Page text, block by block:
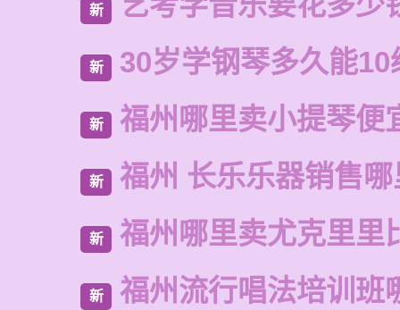
新
新 30岁学钢琴多久能10
新 福州哪里卖小提琴便
新 福州 长乐乐器销售
新 福州哪里卖尤克里里
新 福州流行唱法培训班